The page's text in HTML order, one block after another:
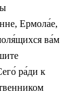
Ермола́е,
ва́м
ра́ди к